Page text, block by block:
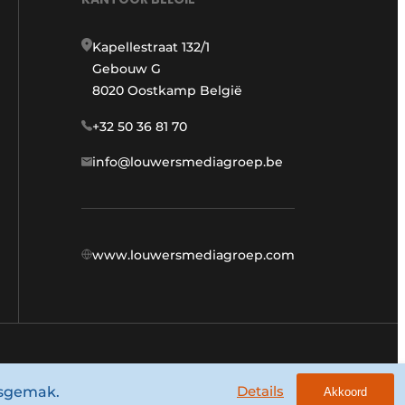
Kapellestraat 132/1
Gebouw G
8020 Oostkamp België
+32 50 36 81 70
info@louwersmediagroep.be
www.louwersmediagroep.com
Algemene voorwaarden Privacy policy
Details Akkoord